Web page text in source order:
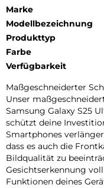
Marke
Modellbezeichnung
Produkttyp
Farbe
Verfügbarkeit
Maßgeschneiderter
Unser
Samsung Galaxy S25
schützt deine
Smartphones
dass es auch die
Bildqualität zu
Gesichtserkennung
Funktionen deines